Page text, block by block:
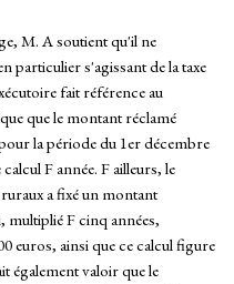
M. A soutient qu'il ne
particulier s'agissant de la taxe
fait référence au
que le montant réclamé
la période du 1er décembre
F année. F ailleurs, le
a fixé un montant
multiplié F cinq années,
euros, ainsi que ce calcul figure
également valoir que le